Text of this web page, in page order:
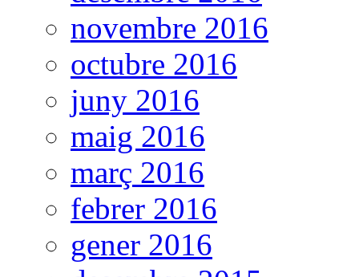
novembre 2016
octubre 2016
juny 2016
maig 2016
març 2016
febrer 2016
gener 2016